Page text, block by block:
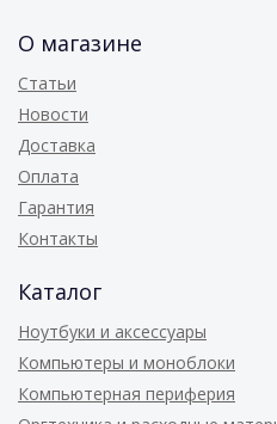
О магазине
Статьи
Новости
Доставка
Оплата
Гарантия
Контакты
Каталог
Ноутбуки и аксессуары
Компьютеры и моноблоки
Компьютерная периферия